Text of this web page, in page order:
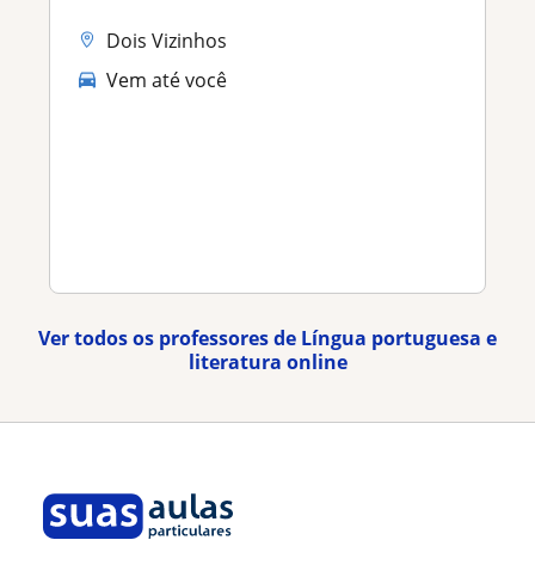
Dois Vizinhos
Vem até você
Ver todos os professores de Língua portuguesa e
literatura online